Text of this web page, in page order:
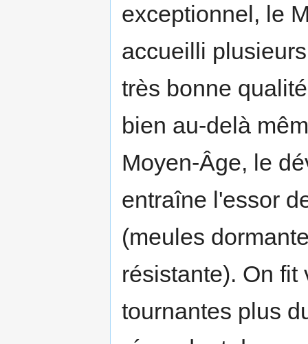
exceptionnel, le
accueilli
très bonne
bien au-delà
Moyen-Âge, le
entraîne l'essor
(meules
résistante). On
tournantes plus